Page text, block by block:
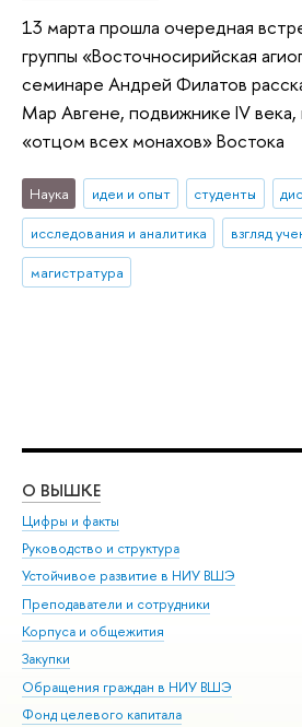
13 марта прошла очередная
группы «Восточносирийская
семинаре Андрей Филатов
Мар Авгене, подвижнике IV века,
«отцом всех монахов» Востока
Наука идеи и опыт студенты
исследования и аналитика
взгляд
магистратура
О ВЫШКЕ
Цифры и факты
Руководство и структура
Устойчивое развитие в НИУ ВШЭ
Преподаватели и сотрудники
Корпуса и общежития
Закупки
Обращения граждан в НИУ ВШЭ
Фонд целевого капитала